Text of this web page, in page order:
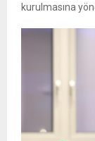
kurulmasına